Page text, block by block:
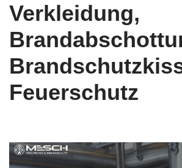
Verkleidung,
Feuerschutz